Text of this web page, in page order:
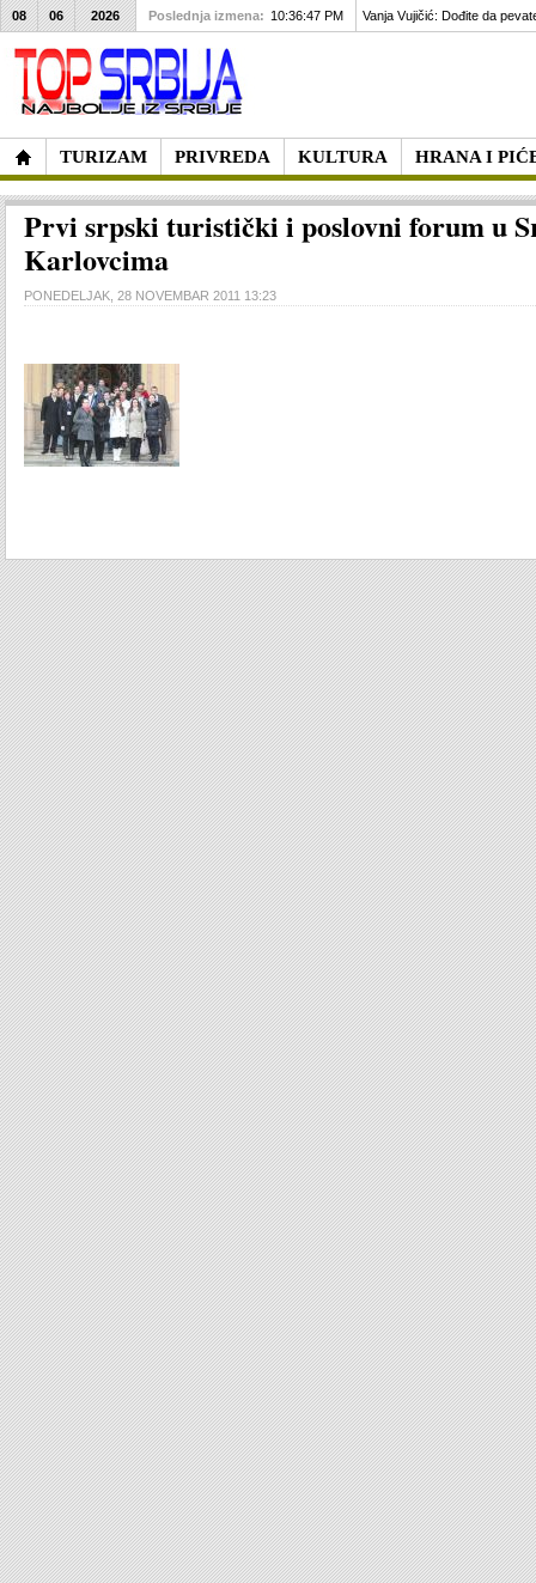
TURIZAM PRIVREDA KULTURA HRANA I
08 06 2026 Poslednja izmena: 10:36:47 PM Vanja Vujičić: Dođite da
Prvi srpski turistički i poslovni forum u
Karlovcima
PONEDELJAK, 28 NOVEMBAR 2011 13:23